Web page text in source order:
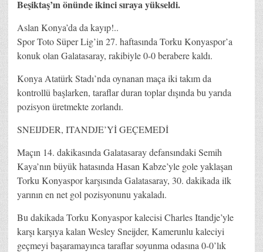
Beşiktaş’ın önünde ikinci sıraya yükseldi.
Aslan Konya’da da kayıp!..
Spor Toto Süper Lig’in 27. haftasında Torku Konyaspor’a
konuk olan Galatasaray, rakibiyle 0-0 berabere kaldı.
Konya Atatürk Stadı’nda oynanan maça iki takım da
kontrollü başlarken, taraflar duran toplar dışında bu yarıda
pozisyon üretmekte zorlandı.
SNEIJDER, ITANDJE’Yİ GEÇEMEDİ
Maçın 14. dakikasında Galatasaray defansındaki Semih
Kaya’nın büyük hatasında Hasan Kabze’yle gole yaklaşan
Torku Konyaspor karşısında Galatasaray, 30. dakikada ilk
yarının en net gol pozisyonunu yakaladı.
Bu dakikada Torku Konyaspor kalecisi Charles Itandje’yle
karşı karşıya kalan Wesley Sneijder, Kamerunlu kaleciyi
geçmeyi başaramayınca taraflar soyunma odasına 0-0’lık